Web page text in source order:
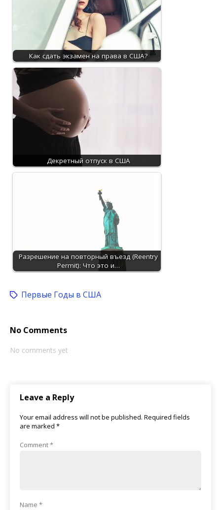
Как сдать экзамен на права в США?
Декретный отпуск в США
Разрешение на повторный въезд (Reentry
Permit): Что это и…
Первые Годы в США
No Comments
No comments yet
Leave a Reply
Your email address will not be published. Required fields
are marked *
Comment*
Name *